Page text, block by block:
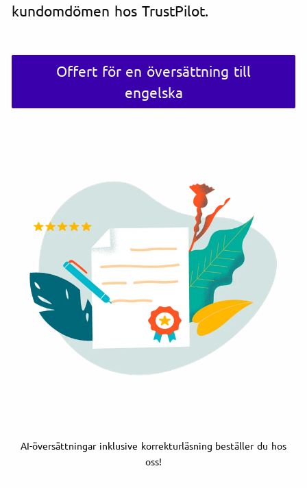
kundomdömen hos TrustPilot.
Offert för en översättning till
engelska
AI-översättningar inklusive korrekturläsning beställer du hos
oss!